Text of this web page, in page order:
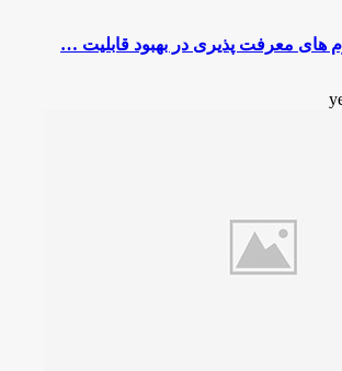
های معرفت پذیری در بهبود قابلیت …